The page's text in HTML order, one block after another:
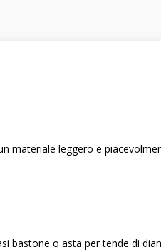
materiale leggero e
bastone o asta per tende di